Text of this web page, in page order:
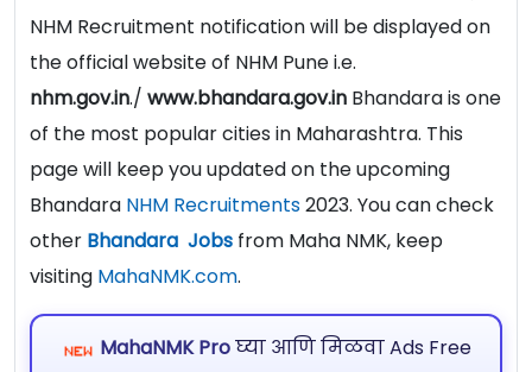
NHM Recruitment notification will be displayed on
the official website of NHM Pune i.e.
nhm.gov.in./ www.bhandara.gov.in Bhandara is one
of the most popular cities in Maharashtra. This
page will keep you updated on the upcoming
Bhandara NHM Recruitments2023. You can check
other Bhandara Jobs from Maha NMK, keep
visiting MahaNMK.com.
MahaNMK Proघ्या आणि मिळवा Ads Free